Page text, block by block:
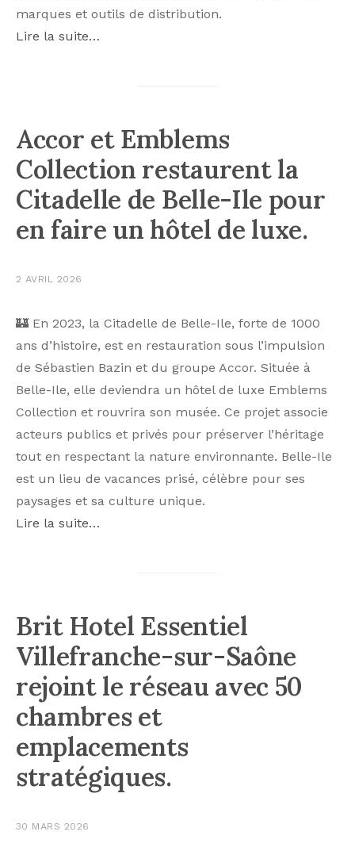
marques et outils de distribution.
Lire la suite…
Accor et Emblems
Collection restaurent la
Citadelle de Belle-Ile pour
en faire un hôtel de luxe.
2 AVRIL 2026
🏰 En 2023, la Citadelle de Belle-Ile, forte de 1000
ans d’histoire, est en restauration sous l’impulsion
de Sébastien Bazin et du groupe Accor. Située à
Belle-Ile, elle deviendra un hôtel de luxe Emblems
Collection et rouvrira son musée. Ce projet associe
acteurs publics et privés pour préserver l’héritage
tout en respectant la nature environnante. Belle-Ile
est un lieu de vacances prisé, célèbre pour ses
paysages et sa culture unique.
Lire la suite…
Brit Hotel Essentiel
Villefranche-sur-Saône
rejoint le réseau avec 50
chambres et
emplacements
stratégiques.
30 MARS 2026